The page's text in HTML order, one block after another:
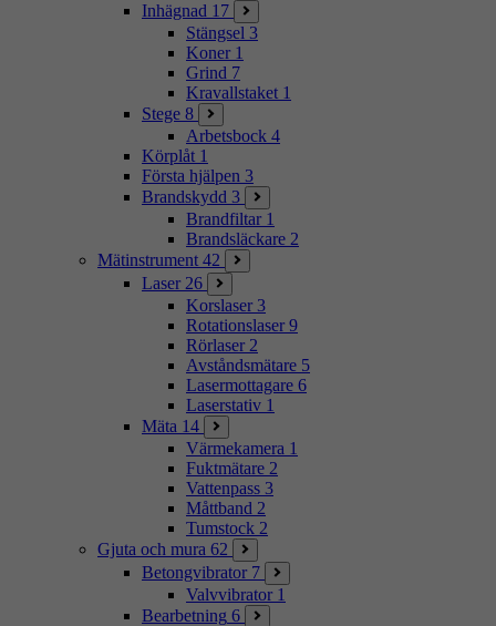
Inhägnad 17
Stängsel 3
Koner 1
Grind 7
Kravallstaket 1
Stege 8
Arbetsbock 4
Körplåt 1
Första hjälpen 3
Brandskydd 3
Brandfiltar 1
Brandsläckare 2
Mätinstrument 42
Laser 26
Korslaser 3
Rotationslaser 9
Rörlaser 2
Avståndsmätare 5
Lasermottagare 6
Laserstativ 1
Mäta 14
Värmekamera 1
Fuktmätare 2
Vattenpass 3
Måttband 2
Tumstock 2
Gjuta och mura 62
Betongvibrator 7
Valvvibrator 1
Bearbetning 6